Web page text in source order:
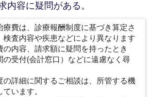
内容に疑問がある。
療費は、診療報酬制度に基づき算定さ
検査内容や疾患などにより異なります
の内容、請求額に疑問を持ったとき
の受付(会計窓口）などに遠慮なく尋
の詳細に関するご相談は、所管する機
います。